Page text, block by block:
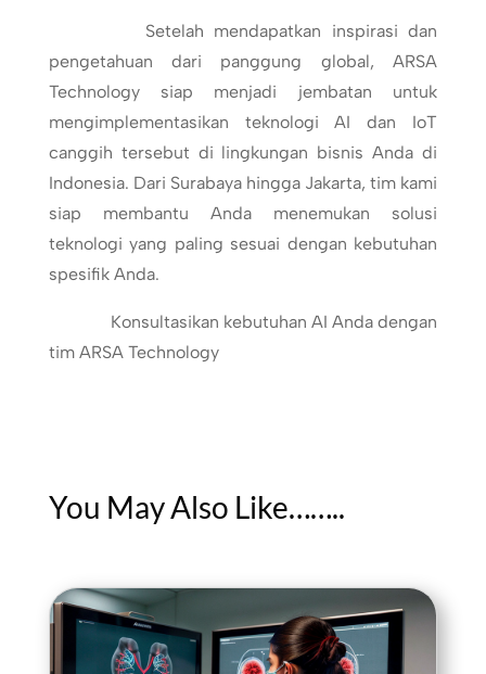
Setelah mendapatkan inspirasi dan
pengetahuan dari panggung global, ARSA
Technology siap menjadi jembatan untuk
mengimplementasikan teknologi AI dan IoT
canggih tersebut di lingkungan bisnis Anda di
Indonesia. Dari Surabaya hingga Jakarta, tim kami
siap membantu Anda menemukan solusi
teknologi yang paling sesuai dengan kebutuhan
spesifik Anda.
Konsultasikan kebutuhan AI Anda dengan
tim ARSA Technology
You May Also Like……..